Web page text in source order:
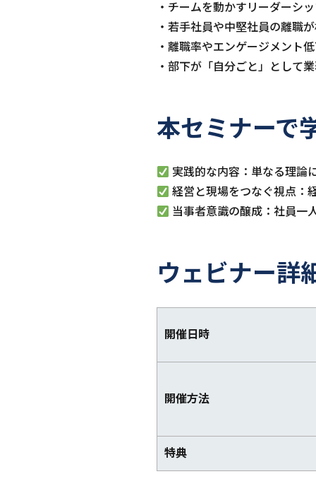
・チームを動かすリーダーシ
・若手社員や中堅社員の離職
・離職率やエンゲージメント
・部下が「自分ごと」として
本セミナーで
実践的な内容：単なる理論
経営と現場をつなぐ視点：
当事者意識の醸成：社員一
ウェビナー詳
開催日時
開催方法
特典